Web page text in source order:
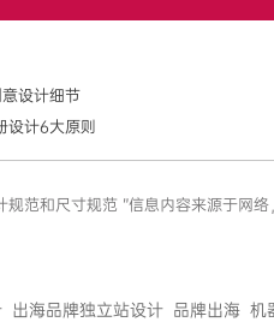
设计细节
设计6大原则
规范和尺寸规范 ”信息内容来源于网
出海品牌独立站设计 品牌出海 机